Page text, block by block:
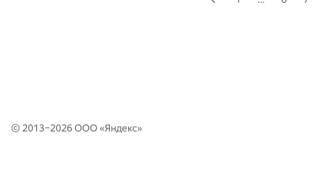
© 2013–2026 ООО «Яндекс»